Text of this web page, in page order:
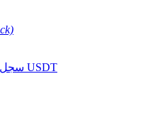
الرهان المرنسجل 236 USDT